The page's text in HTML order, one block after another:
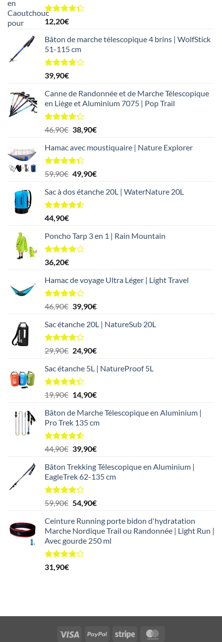
Note4.33
sur 5
12,20€
Bâton de marche télescopique 4 brins | WolfStick
51-115 cm
Note
3.83
5
39,90€
Canne de Randonnée et de Marche Télescopique
en Liège et Aluminium 7075 | Pop Trail
Note4.20
sur 5
46,90€ Le
initial
était :
46,90€.
38,90€Le
actuel
38,90€.
Hamac avec moustiquaire | Nature Explorer
Note4.33
sur 5
59,90€ Le
initial
était :
49,90€Le
actuel
Sac à dos étanche 20L | WaterNature 20L
Note4.50
sur 5
44,90€
Poncho Tarp 3 en 1 | Rain Mountain
Note
4.00
5
36,20€
Hamac de voyage Ultra Léger | Light Travel
Note
3.78
5
46,90€ Le
initial
était :
46,90€.
39,90€Le
actuel
39,90€.
Sac étanche 20L | NatureSub 20L
Note4.17
sur 5
29,90€ Le
initial
était :
29,90€.
24,90€Le
actuel
24,90€.
Sac étanche 5L | NatureProof 5L
Note4.33
sur 5
19,90€ Le
initial
était :
19,90€.
14,90€Le
actuel
est :
Bâton de Marche Télescopique en Aluminium |
Pro Trek 135 cm
Note4.50
sur 5
44,90€ Le
initial
était :
44,90€.
39,90€Le
actuel
est :
Bâton Trekking Télescopique en Aluminium |
EagleTrek 62-135 cm
Note4.17
sur 5
59,90€ Le
initial
était :
59,90€.
54,90€Le
actuel
est :
54,90€.
Ceinture Running porte bidon d'hydratation
Marche Nordique Trail ou Randonnée | Light Run |
Avec gourde 250 ml
Note
4.09
31,90€
Visa PayPal Stripe